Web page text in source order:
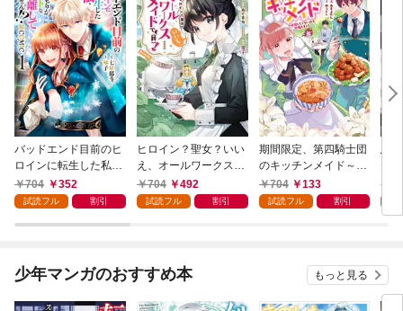
バッドエンド目前のヒ
ロインに転生した私、
今世では恋愛するつも
りがチートな兄が離し
OMIC 第1巻
704 352
試読フル 割引
ヒロイン？聖女？いい
え、オールワークスメ
イドです（誇）！@C
OMIC 第1巻
704 492
試読フル 割引
期間限定、第四騎士団
のキッチンメイド～結
婚したくないので就職
しました～@COMIC
704 133
試読フル 割引
悪
先
令
ラ
の
少年マンガのおすすめ本 もっと見る